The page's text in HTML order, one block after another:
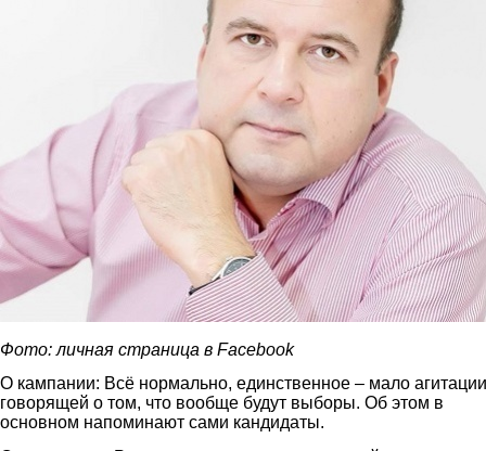
Фото: личная страница в Facebook
О кампании: Всё нормально, единственное – мало
говорящей о том, что вообще будут выборы. Об этом в
основном напоминают сами кандидаты.